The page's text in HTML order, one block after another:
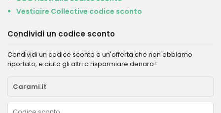
Vestiaire Collective codice sconto
Condividi un codice sconto
Condividi un codice sconto o un'offerta che non abbiamo
riportato, e aiuta gli altri a risparmiare denaro!